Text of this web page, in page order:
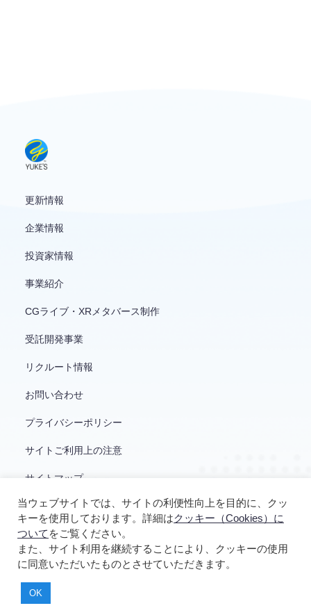
更新情報
企業情報
投資家情報
事業紹介
CGライブ・XRメタバース制作
受託開発事業
リクルート情報
お問い合わせ
プライバシーポリシー
サイトご利用上の注意
サイトマップ
当ウェブサイトでは、サイトの利便性向上を目的に、クッ
キーを使用しております。詳細はクッキー（Cookies）に
ついて をご覧ください。
また、サイト利用を継続することにより、クッキーの使用
に同意いただいたものとさせていただきます。
OK